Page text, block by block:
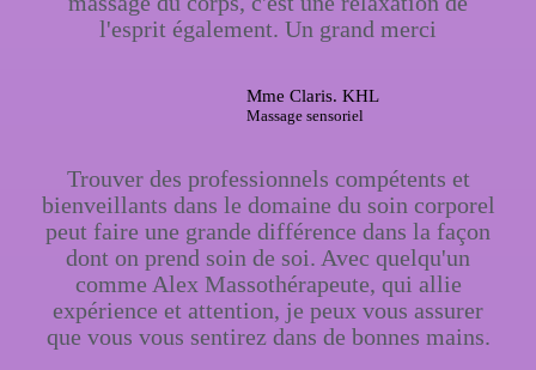
l'esprit également. Un grand merci
Mme Claris. KHL
Massage sensoriel
Trouver des professionnels compétents et
bienveillants dans le domaine du soin corporel
peut faire une grande différence dans la façon
dont on prend soin de soi. Avec quelqu'un
comme Alex Massothérapeute, qui allie
expérience et attention, je peux vous assurer
que vous vous sentirez dans de bonnes mains.